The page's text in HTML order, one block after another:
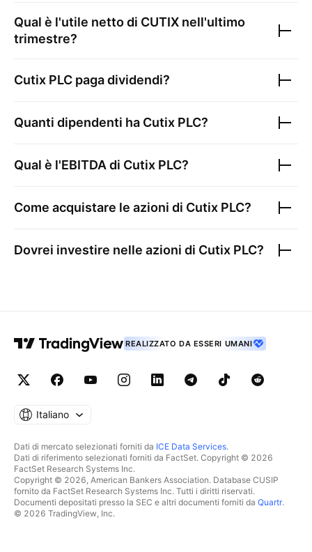
Qual è l'utile netto di CUTIX nell'ultimo
trimestre?
Cutix PLC paga dividendi?
Quanti dipendenti ha Cutix PLC?
Qual è l'EBITDA di Cutix PLC?
Come acquistare le azioni di Cutix PLC?
Dovrei investire nelle azioni di Cutix PLC?
REALIZZATO DA ESSERI UMANI
Italiano
Dati di mercato selezionati forniti da ICE Data Services.
Dati di riferimento selezionati forniti da FactSet. Copyright © 2026
FactSet Research Systems Inc.
Copyright © 2026, American Bankers Association. Database CUSIP
fornito da FactSet Research Systems Inc. Tutti i diritti riservati.
Documenti depositati presso la SEC e altri documenti forniti da Quartr.
© 2026 TradingView, Inc.